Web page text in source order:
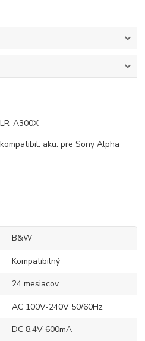
A300X
aku. pre Sony Alpha
B&W
Kompatibilný
24 mesiacov
AC 100V-240V 50/60Hz
DC 8.4V 600mA